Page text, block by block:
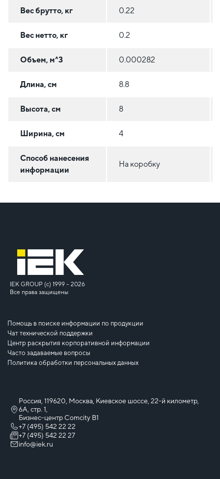
Вес брутто, кг 0.22
Вес нетто, кг 0.2
Объем, м^3 0.000282
Длина, см 8.8
Высота, см 8
Ширина, см 4
Способ нанесения
информации
На коробку
IEK GROUP (c) 1999 – 2026
Все права защищены
Помощь в поиске информации по продукции
Чат технической поддержки
Центр раскрытия корпоративной информации
Часто задаваемые вопросы
Политика обработки персональных данных
Россия, 119620, Москва, Киевское шоссе, 22-й километр,
6А, стр. 1,
Бизнес-центр Comcity B1
+7 (495) 542 22 22
+7 (495) 542 22 27
info@iek.ru